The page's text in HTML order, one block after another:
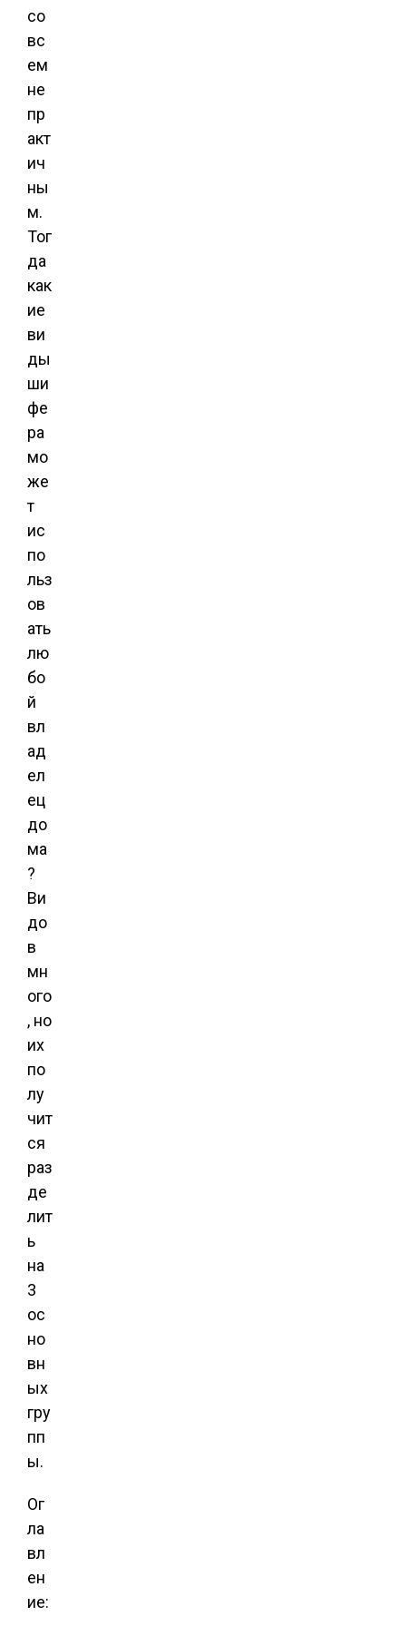
со
вс
ем
не
пр
акт
ич
ны
м.
Тог
да
как
ие
ви
ды
ши
фе
ра
мо
же
т
ис
по
льз
ов
ать
лю
бо
й
вл
ад
ел
ец
до
ма
?
Ви
до
в
мн
ого
, но
их
по
лу
чит
ся
раз
де
лит
ь
на
3
ос
но
вн
ых
гру
пп
ы.
Ог
ла
вл
ен
ие: